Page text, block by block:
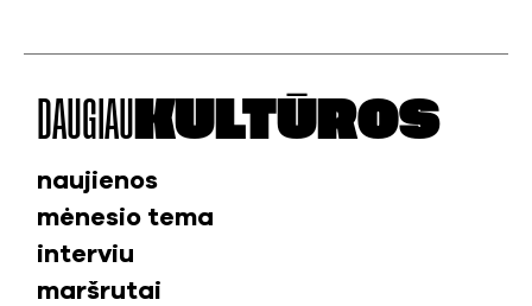
DAUGIAU KULTŪROS
naujienos
mėnesio tema
interviu
maršrutai